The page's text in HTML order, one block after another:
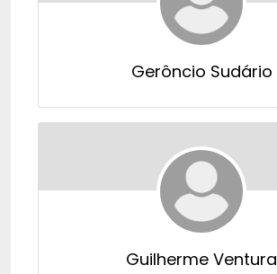
Gerôncio Sudário
Guilherme Ventura